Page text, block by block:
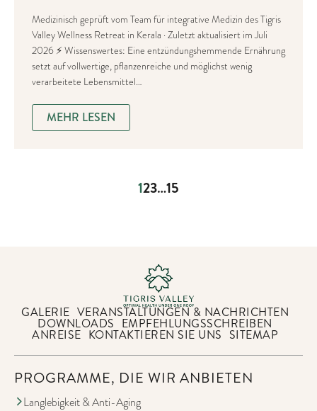
Medizinisch geprüft vom Team für integrative Medizin des Tigris
Valley Wellness Retreat in Kerala · Zuletzt aktualisiert im Juli
2026 ⚡ Wissenswertes: Eine entzündungshemmende Ernährung
setzt auf vollwertige, pflanzenreiche und möglichst wenig
verarbeitete Lebensmittel…
MEHR LESEN
123…15
GALERIE VERANSTALTUNGEN & NACHRICHTEN
DOWNLOADS EMPFEHLUNGSSCHREIBEN
ANREISE KONTAKTIEREN SIE UNS SITEMAP
PROGRAMME, DIE WIR ANBIETEN
Langlebigkeit & Anti-Aging